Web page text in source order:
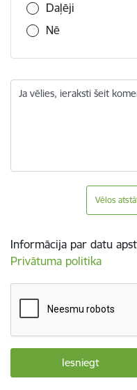
Daļēji
Nē
Ja vēlies, ieraksti šeit
Vēlos
Informācija par datu
Privātuma politika